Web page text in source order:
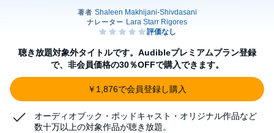
聴き放題対象外タイトルです。Audibleプレミアムプラン登録
で、非会員価格の30％OFFで購入できます。
￥1,876で会員登録し購入
オーディオブック・ポッドキャスト・オリジナル作品など
数十万以上の対象作品が聴き放題。